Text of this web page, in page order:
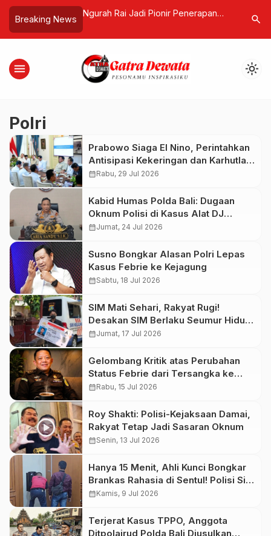
Breaking News
1.230
Bupati Buleleng
II
Ngurah Rai Jadi Pionir Penerapan
Layanan Penumpang Internasional
Polemik
Aparatur
search
menu light_mode
Polri
Prabowo Siaga El Nino, Perintahkan
Antisipasi Kekeringan dan Karhutla
Nasional
calendar_monthRabu, 29 Jul 2026
Kabid Humas Polda Bali: Dugaan
Oknum Polisi di Kasus Alat DJ
Diperiksa Propam
calendar_monthJumat, 24 Jul 2026
Susno Bongkar Alasan Polri Lepas
Kasus Febrie ke Kejagung
calendar_monthSabtu, 18 Jul 2026
SIM Mati Sehari, Rakyat Rugi!
Desakan SIM Berlaku Seumur Hidup
Kian Menguat
calendar_monthJumat, 17 Jul 2026
Gelombang Kritik atas Perubahan
Status Febrie dari Tersangka ke
Saksi
calendar_monthRabu, 15 Jul 2026
Roy Shakti: Polisi-Kejaksaan Damai,
Rakyat Tetap Jadi Sasaran Oknum
calendar_monthSenin, 13 Jul 2026
Hanya 15 Menit, Ahli Kunci Bongkar
Brankas Rahasia di Sentul! Polisi Sita
74 Kg Emas dan Valuta Asing Bernilai
calendar_monthKamis, 9 Jul 2026
Terjerat Kasus TPPO, Anggota
Ditpolairud Polda Bali Diusulkan